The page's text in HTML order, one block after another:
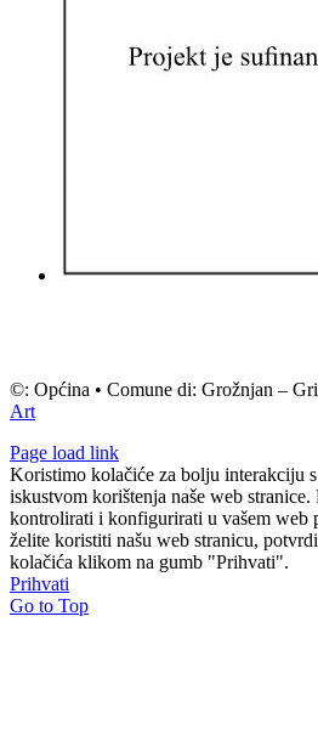
©: Općina • Comune di: Grožnjan –
Art
Page load link
Koristimo kolačiće za bolju interakciju
iskustvom korištenja naše web
kontrolirati i konfigurirati u vašem web
želite koristiti našu web stranicu,
kolačića klikom na gumb "Prihvati".
Prihvati
Go to Top